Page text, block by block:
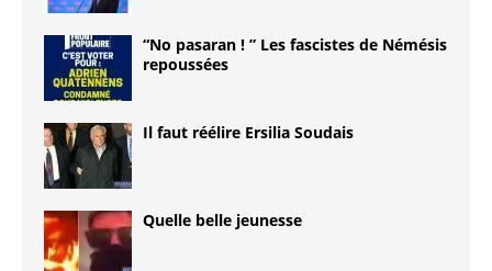
“No pasaran ! ” Les fascistes de Némésis
repoussées
Il faut réélire Ersilia Soudais
Quelle belle jeunesse